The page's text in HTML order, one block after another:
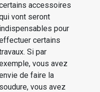
accessoires
vont seront
indispensables pour
certains
Si par
vous avez
de faire la
soudure, vous avez